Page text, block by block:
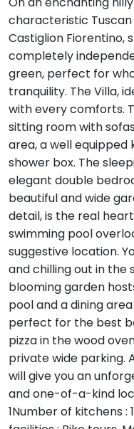
characteristic
Castiglion Fiorentino,
completely
green, perfect for
tranquility. The Villa,
with every comforts.
sitting room with
area, a well
shower box. The
elegant double
beautiful and wide
detail, is the real
swimming pool
suggestive location.
and chilling out in the
blooming garden
pool and a dining
perfect for the best
pizza in the wood
private wide parking.
will give you an
and one-of-a-kind
1Number of kitchens :